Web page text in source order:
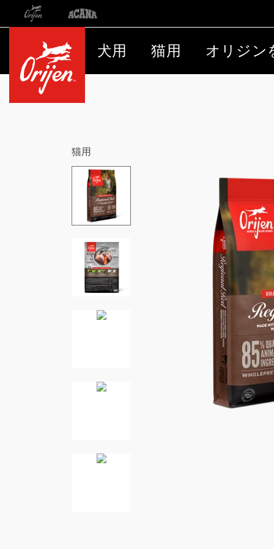
Orijen
Acana
犬用 猫用 オリジン
猫用